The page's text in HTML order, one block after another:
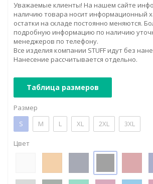
Уважаемые клиенты! На нашем сайте
наличию товара носит информационный
остатки на складе постоянно меняются.
подробную информацию по наличию
менеджеров по телефону.
Все изделия компании STUFF идут без
Нанесение рассчитывается отдельно.
Таблица размеров
Размер
S
M L XL 2XL 3XL
Цвет